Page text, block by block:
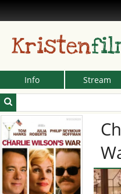
Kristen
Info Stream